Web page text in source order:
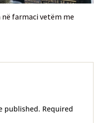
farmaci vetëm me
published. Required